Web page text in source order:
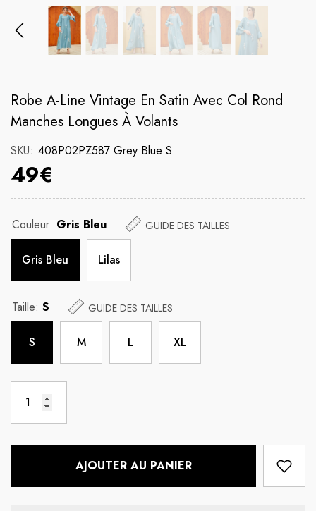
Robe A-Line Vintage En Satin Avec Col Rond
Manches Longues À Volants
SKU: 408P02PZ587 Grey Blue S
49€
Couleur: Gris Bleu GUIDE DES TAILLES
Gris Bleu Lilas
Taille: S GUIDE DES TAILLES
S M L XL
AJOUTER AU PANIER